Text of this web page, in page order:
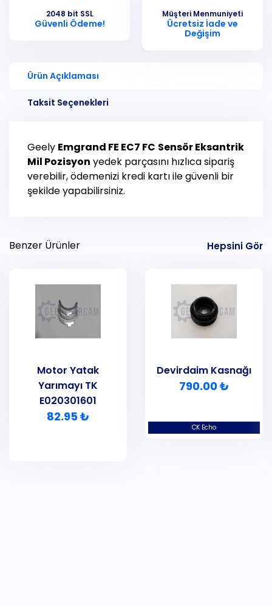
2048 bit SSL
Güvenli Ödeme!
Müşteri Menmuniyeti
Ücretsiz İade ve
Değişim
Ürün Açıklaması
Taksit Seçenekleri
Geely Emgrand FE EC7 FC Sensör Eksantrik
Mil Pozisyon yedek parçasını hızlıca sipariş
verebilir, ödemenizi kredi kartı ile güvenli bir
şekilde yapabilirsiniz.
Benzer Ürünler Hepsini Gör
Motor Yatak
Yarımayı TK
E020301601
82.95 ₺
CK Echo
Devirdaim Kasnağı
790.00 ₺